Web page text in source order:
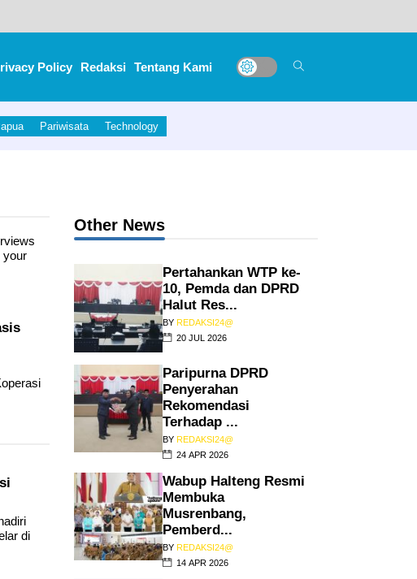
Policy Redaksi Tentang Kami
Pariwisata Technology
your
di
Other News
Pertahankan WTP ke-
10, Pemda dan DPRD
Halut Res...
BY REDAKSI24@
20 JUL 2026
Paripurna DPRD
Penyerahan
Rekomendasi
Terhadap ...
BY REDAKSI24@
24 APR 2026
Wabup Halteng Resmi
Membuka
Musrenbang,
Pemberd...
BY REDAKSI24@
14 APR 2026